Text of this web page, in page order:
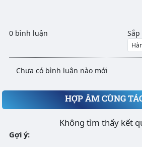
0 bình luận
Chưa có bình luận nào mới
HỢP ÂM CÙNG
Không tìm thấy kết
Gợi ý: